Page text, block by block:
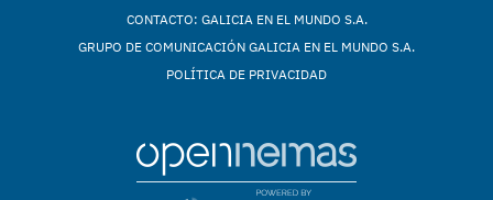
CONTACTO: GALICIA EN EL MUNDO S.A.
GRUPO DE COMUNICACIÓN GALICIA EN EL MUNDO S.A.
POLÍTICA DE PRIVACIDAD